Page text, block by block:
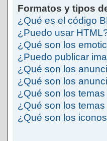
Formatos y tipos
¿Qué es el código
¿Puedo usar
¿Qué son los
¿Puedo publicar
¿Qué son los
¿Qué son los
¿Qué son los temas
¿Qué son los
¿Qué son los